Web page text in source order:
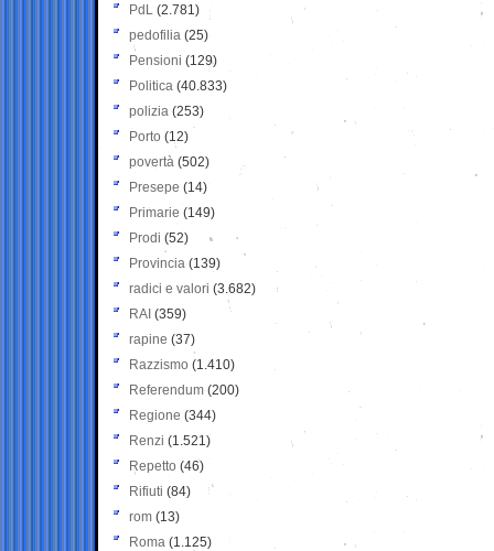
PdL (2.781)
pedofilia (25)
Pensioni (129)
Politica (40.833)
polizia (253)
Porto (12)
povertà (502)
Presepe (14)
Primarie (149)
Prodi (52)
Provincia (139)
radici e valori (3.682)
RAI (359)
rapine (37)
Razzismo (1.410)
Referendum (200)
Regione (344)
Renzi (1.521)
Repetto (46)
Rifiuti (84)
rom (13)
Roma (1.125)